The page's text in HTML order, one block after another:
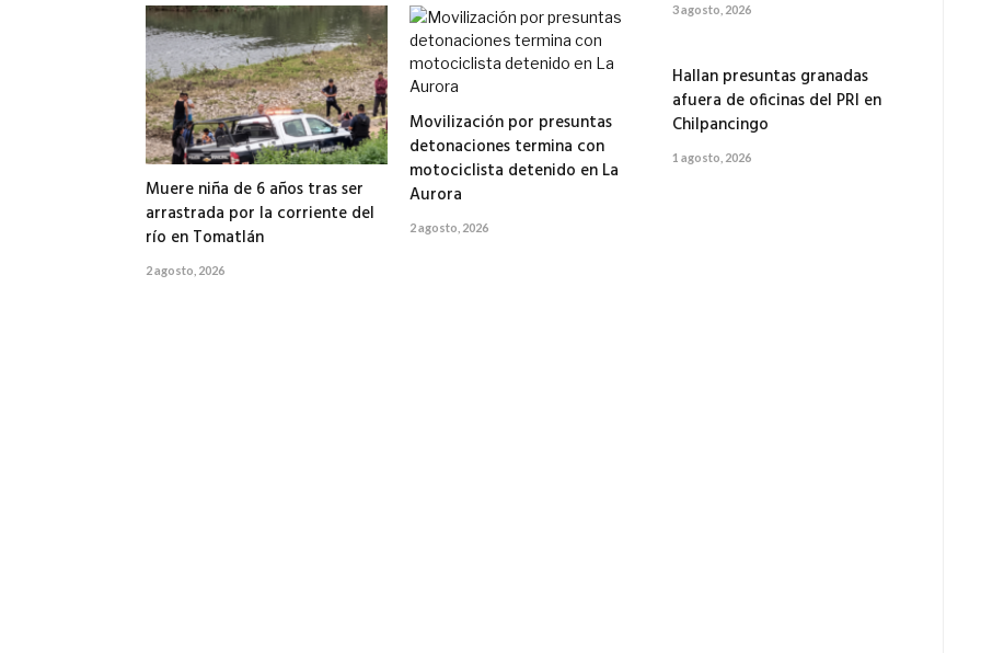
5 agosto, 2026 3 agosto, 2026
Muere niña de 6 años tras ser
arrastrada por la corriente del
río en Tomatlán
2 agosto, 2026
Movilización por presuntas
detonaciones termina con
motociclista detenido en La
Aurora
2 agosto, 2026
Hallan presuntas granadas
afuera de oficinas del PRI en
Chilpancingo
1 agosto, 2026